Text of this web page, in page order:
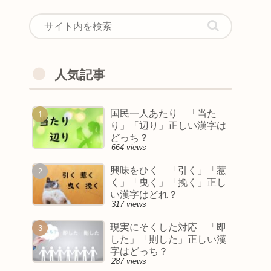
人気記事
国民一人あたり 「当た
り」「辺り」正しい漢字は
どっち？
664 views
興味をひく 「引く」「惹
く」「曳く」「挽く」正し
い漢字はどれ？
317 views
現実にそくした対応 「即
した」「則した」正しい漢
字はどっち？
287 views